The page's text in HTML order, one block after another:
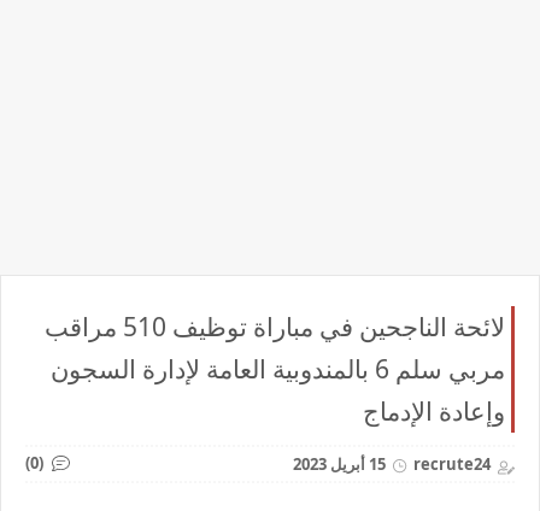
لائحة الناجحين في مباراة توظيف 510 مراقب
مربي سلم 6 بالمندوبية العامة لإدارة السجون
وإعادة الإدماج
recrute24 15 أبريل 2023 (0)